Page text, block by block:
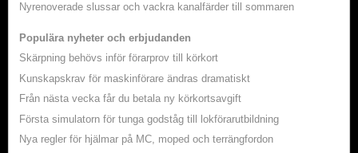
Nyrenoverade slussar och vackra kanalfärder till sommaren
Populära nyheter och erbjudanden
Skärpning behövs inför förarprov till körkort
Kunskapskrav för maskinförare ändras dramatiskt
Från nästa vecka får du betala ny körkortsavgift
Första simulatorn för tunga godståg till lokförarutbildning
Nya regler för hjälmar på MC, moped och terrängfordon